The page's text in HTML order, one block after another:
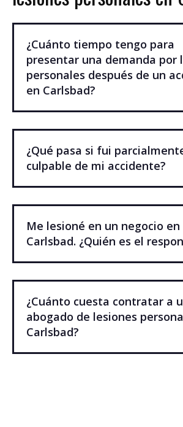
¿Cuánto tiempo tengo para
presentar una demanda por
personales después de un
en Carlsbad?
¿Qué pasa si fui
culpable de mi accidente?
Me lesioné en un negocio en
Carlsbad. ¿Quién es el
¿Cuánto cuesta contratar a
abogado de lesiones
Carlsbad?